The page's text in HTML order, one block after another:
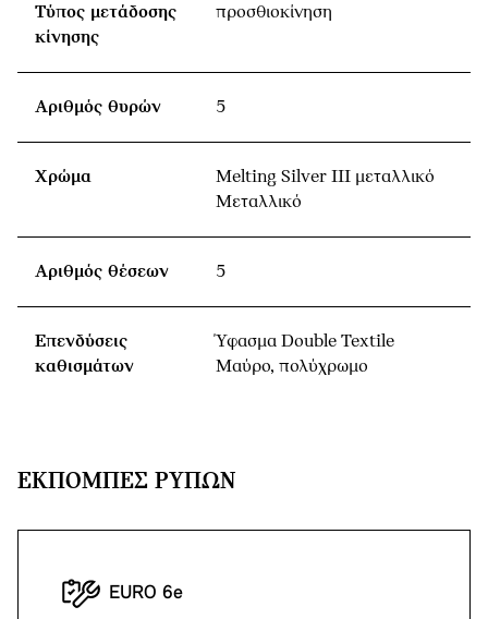
Τύπος μετάδοσης
κίνησης
προσθιοκίνηση
Αριθμός θυρών 5
Χρώμα
Melting Silver III μεταλλικό
Μεταλλικό
Αριθμός θέσεων 5
Επενδύσεις
καθισμάτων
Ύφασμα Double Textile
Μαύρο, πολύχρωμο
ΕΚΠΟΜΠΈΣ ΡΎΠΩΝ
EURO 6e